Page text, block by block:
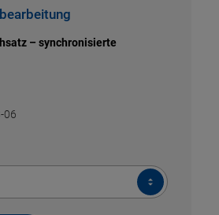
– synchronisierte
06